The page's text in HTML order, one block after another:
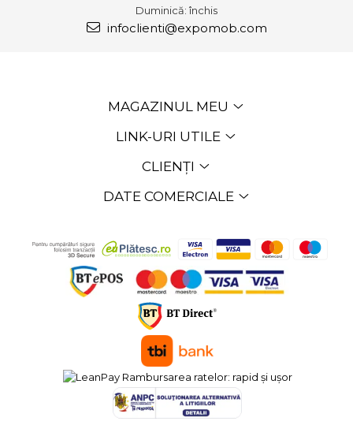
Duminică: închis
infoclienti@expomob.com
MAGAZINUL MEU
LINK-URI UTILE
CLIENȚI
DATE COMERCIALE